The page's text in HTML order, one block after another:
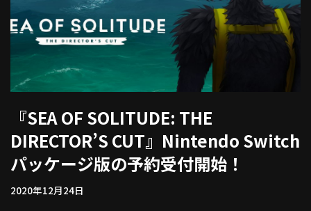
『SEA OF SOLITUDE: THE
DIRECTOR’S CUT』Nintendo Switch
パッケージ版の予約受付開始！
2020年12月24日